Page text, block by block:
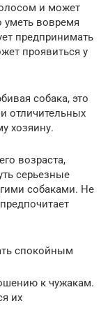
и может
уметь вовремя
предпринимать
проявиться у
собака, это
отличительных
хозяину.
возраста,
серьезные
собаками. Не
спокойным
к чужакам.
их